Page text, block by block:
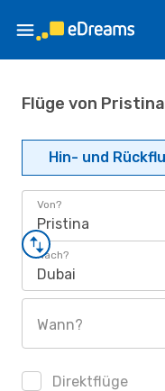
Flüge von
Hin- und
Von?
Pristina
Nach?
Dubai
Wann?
Direktflüge